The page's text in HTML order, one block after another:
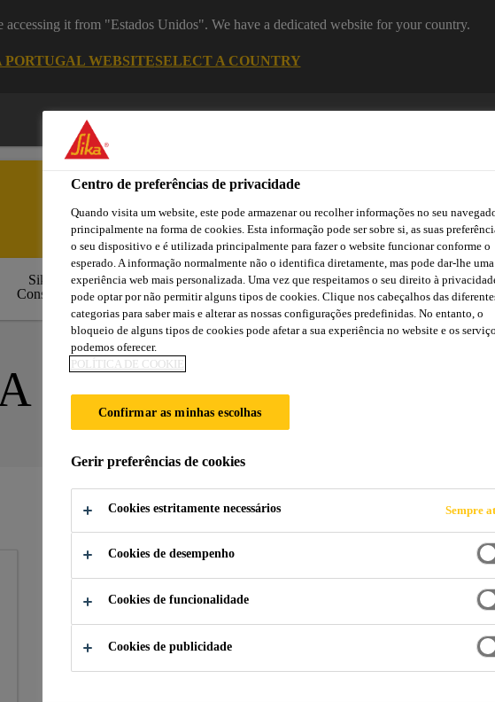
it from "Estados Unidos". We have a dedicated website for your country.
PORTUGAL WEBSITESELECT A COUNTRY
Sika
Consigo
Cidade
Sika
Lojas /
Aplicadores Sika
Transferências
Obras de
Referência
Centro de preferências de privacidade
Quando visita um website, este pode armazenar ou recolher informações no seu
principalmente na forma de cookies. Esta informação pode ser sobre si, as suas
o seu dispositivo e é utilizada principalmente para fazer o website funcionar conforme o
esperado. A informação normalmente não o identifica diretamente, mas pode dar-lhe uma
experiência web mais personalizada. Uma vez que respeitamos o seu direito à
pode optar por não permitir alguns tipos de cookies. Clique nos cabeçalhos das
categorias para saber mais e alterar as nossas configurações predefinidas. No entanto, o
bloqueio de alguns tipos de cookies pode afetar a sua experiência no website e os
podemos oferecer.
POLÍTICA DE COOKIE
Confirmar as minhas escolhas
Gerir preferências de cookies
Cookies estritamente necessários Sempre
Cookies de desempenho
Cookies de funcionalidade
Cookies de publicidade